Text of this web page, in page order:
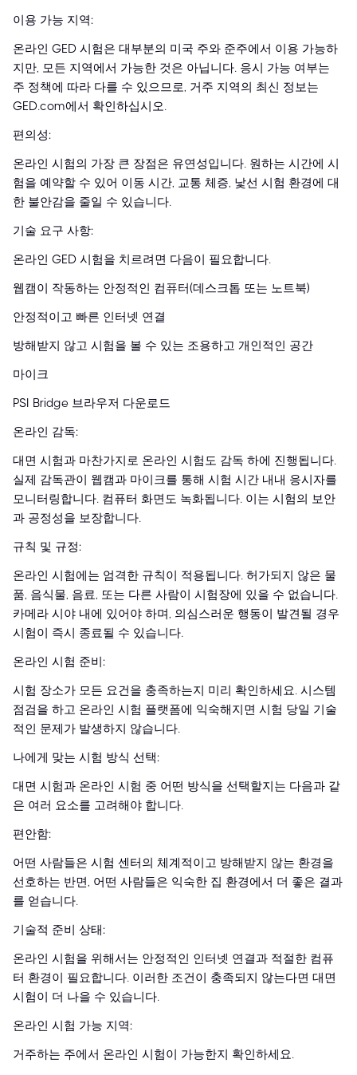
이용 가능 지역:
온라인 GED 시험은 대부분의 미국 주와 준주에서 이용 가능하
지만, 모든 지역에서 가능한 것은 아닙니다. 응시 가능 여부는
주 정책에 따라 다를 수 있으므로, 거주 지역의 최신 정보는
GED.com에서 확인하십시오.
편의성:
온라인 시험의 가장 큰 장점은 유연성입니다. 원하는 시간에 시
험을 예약할 수 있어 이동 시간, 교통 체증, 낯선 시험 환경에 대
한 불안감을 줄일 수 있습니다.
기술 요구 사항:
온라인 GED 시험을 치르려면 다음이 필요합니다.
웹캠이 작동하는 안정적인 컴퓨터(데스크톱 또는 노트북)
안정적이고 빠른 인터넷 연결
방해받지 않고 시험을 볼 수 있는 조용하고 개인적인 공간
마이크
PSI Bridge 브라우저 다운로드
온라인 감독:
대면 시험과 마찬가지로 온라인 시험도 감독 하에 진행됩니다.
실제 감독관이 웹캠과 마이크를 통해 시험 시간 내내 응시자를
모니터링합니다. 컴퓨터 화면도 녹화됩니다. 이는 시험의 보안
과 공정성을 보장합니다.
규칙 및 규정:
온라인 시험에는 엄격한 규칙이 적용됩니다. 허가되지 않은 물
품, 음식물, 음료, 또는 다른 사람이 시험장에 있을 수 없습니다.
카메라 시야 내에 있어야 하며, 의심스러운 행동이 발견될 경우
시험이 즉시 종료될 수 있습니다.
온라인 시험 준비:
시험 장소가 모든 요건을 충족하는지 미리 확인하세요. 시스템
점검을 하고 온라인 시험 플랫폼에 익숙해지면 시험 당일 기술
적인 문제가 발생하지 않습니다.
나에게 맞는 시험 방식 선택:
대면 시험과 온라인 시험 중 어떤 방식을 선택할지는 다음과 같
은 여러 요소를 고려해야 합니다.
편안함:
어떤 사람들은 시험 센터의 체계적이고 방해받지 않는 환경을
선호하는 반면, 어떤 사람들은 익숙한 집 환경에서 더 좋은 결과
를 얻습니다.
기술적 준비 상태:
온라인 시험을 위해서는 안정적인 인터넷 연결과 적절한 컴퓨
터 환경이 필요합니다. 이러한 조건이 충족되지 않는다면 대면
시험이 더 나을 수 있습니다.
온라인 시험 가능 지역:
거주하는 주에서 온라인 시험이 가능한지 확인하세요.